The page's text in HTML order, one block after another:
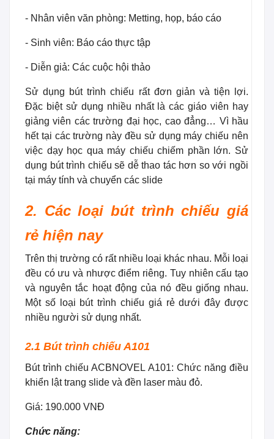
- Nhân viên văn phòng: Metting, họp, báo cáo
- Sinh viên: Báo cáo thực tập
- Diễn giả: Các cuộc hội thảo
Sử dụng bút trình chiếu rất đơn giản và tiện lợi.
Đặc biệt sử dụng nhiều nhất là các giáo viên hay
giảng viên các trường đại học, cao đẳng… Vì hầu
hết tại các trường này đều sử dụng máy chiếu nên
việc dạy học qua máy chiếu chiếm phần lớn. Sử
dụng bút trình chiếu sẽ dễ thao tác hơn so với ngồi
tại máy tính và chuyển các slide
2. Các loại bút trình chiếu giá
rẻ hiện nay
Trên thị trường có rất nhiều loại khác nhau. Mỗi loại
đều có ưu và nhược điểm riêng. Tuy nhiên cấu tạo
và nguyên tắc hoạt động của nó đều giống nhau.
Một số loại bút trình chiếu giá rẻ dưới đây được
nhiều người sử dụng nhất.
2.1 Bút trình chiếu A101
Bút trình chiếu ACBNOVEL A101: Chức năng điều
khiển lật trang slide và đền laser màu đỏ.
Giá: 190.000 VNĐ
Chức năng: